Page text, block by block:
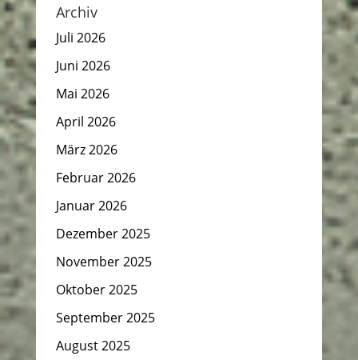
Archiv
Juli 2026
Juni 2026
Mai 2026
April 2026
März 2026
Februar 2026
Januar 2026
Dezember 2025
November 2025
Oktober 2025
September 2025
August 2025